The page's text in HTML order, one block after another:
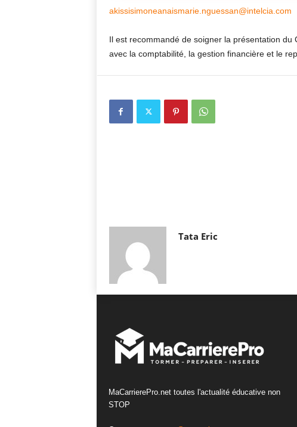
akissisimoneanaismarie.nguessan@intelcia.com
Il est recommandé de soigner la présentation
avec la comptabilité, la gestion financière et le
Tata Eric
MaCarrierePro.net toutes l'actualité éducative non
STOP